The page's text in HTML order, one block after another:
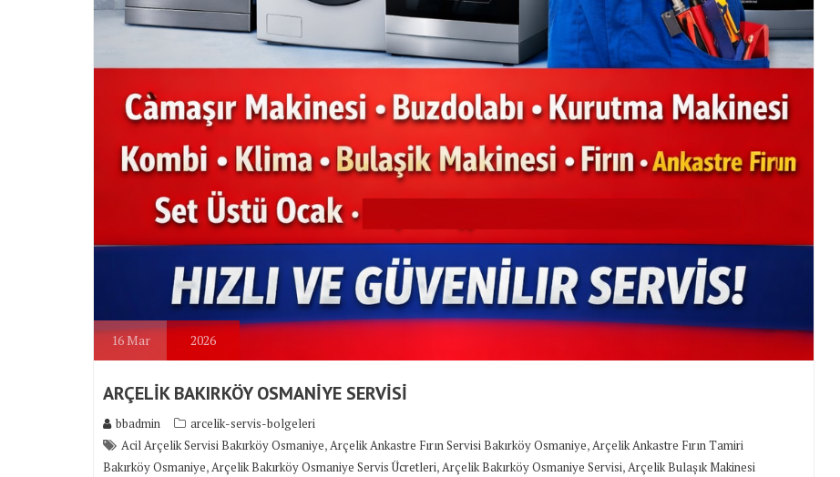
16Mar 2026
ARÇELİK BAKIRKÖY OSMANİYE SERVİSİ
bbadmin
arcelik-servis-bolgeleri
Acil Arçelik Servisi Bakırköy Osmaniye,Arçelik Ankastre Fırın Servisi Bakırköy Osmaniye,Arçelik Ankastre Fırın Tamiri
Bakırköy Osmaniye,Arçelik Bakırköy Osmaniye Servis Ücretleri,Arçelik Bakırköy Osmaniye Servisi,Arçelik Bulaşık Makinesi